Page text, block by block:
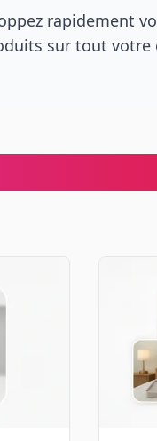
rapidement
sur tout votre